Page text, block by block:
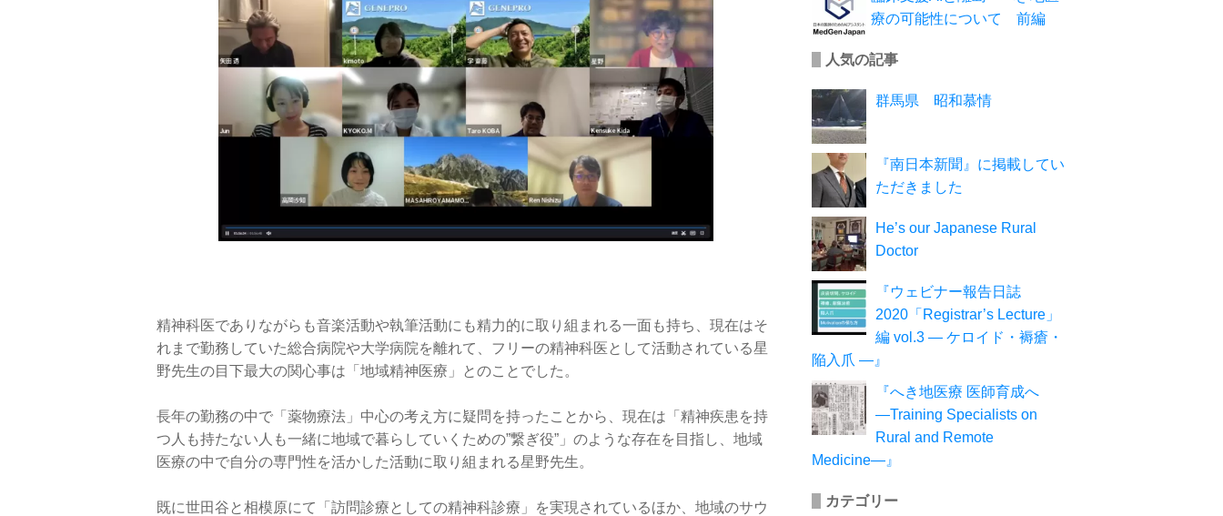
精神科医でありながらも音楽活動や執筆活動にも精力的に取り組まれる一面も持ち、現在はそ
れまで勤務していた総合病院や大学病院を離れて、フリーの精神科医として活動されている星
野先生の目下最大の関心事は「地域精神医療」とのことでした。
長年の勤務の中で「薬物療法」中心の考え方に疑問を持ったことから、現在は「精神疾患を持
つ人も持たない人も一緒に地域で暮らしていくための”繋ぎ役”」のような存在を目指し、地域
医療の中で自分の専門性を活かした活動に取り組まれる星野先生。
既に世田谷と相模原にて「訪問診療としての精神科診療」を実現されているほか、地域のサウ
療の可能性について 前編
人気の記事
群馬県 昭和慕情
『南日本新聞』に掲載してい
ただきました
He’s our Japanese Rural
Doctor
『ウェビナー報告日誌
2020「Registrar’s Lecture」
編 vol.3 ― ケロイド・褥瘡・
陥入爪 ―』
『へき地医療 医師育成へ
―Training Specialists on
Rural and Remote
Medicine―』
カテゴリー